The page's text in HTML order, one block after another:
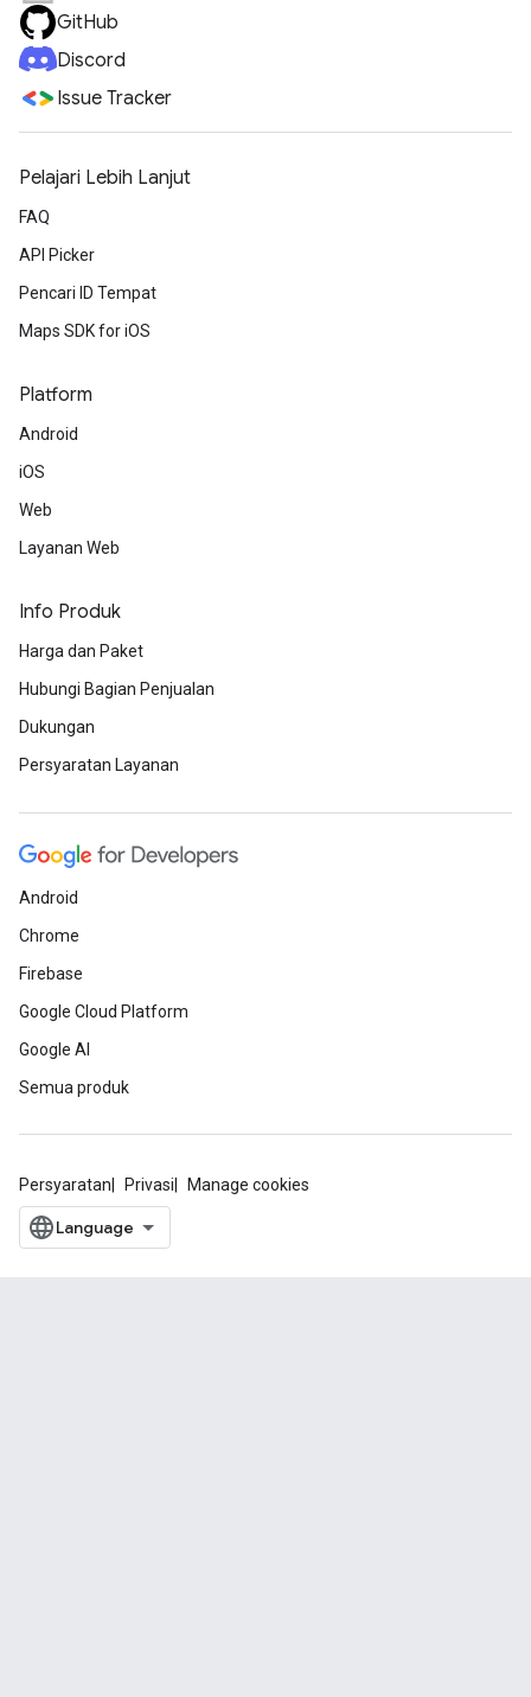
GitHub
Discord
Issue Tracker
Pelajari Lebih Lanjut
FAQ
API Picker
Pencari ID Tempat
Maps SDK for iOS
Platform
Android
iOS
Web
Layanan Web
Info Produk
Harga dan Paket
Hubungi Bagian Penjualan
Dukungan
Persyaratan Layanan
Android
Chrome
Firebase
Google Cloud Platform
Google AI
Semua produk
Persyaratan Privasi Manage cookies